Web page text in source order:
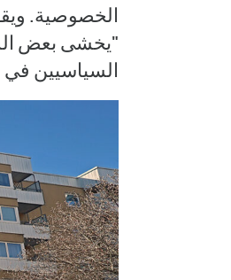
الخصوصية.
"يخشى بعض
السياسيين